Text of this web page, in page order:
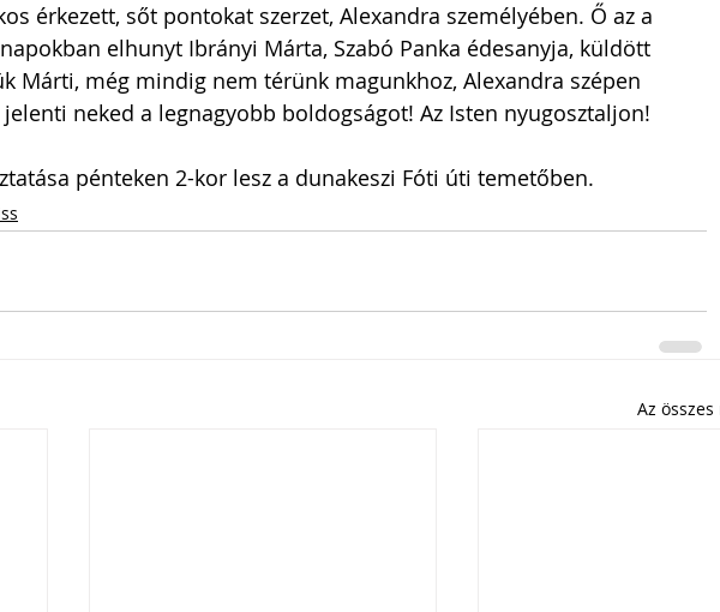
érkezett, sőt pontokat szerzet, Alexandra személyében. Ő az a
elhunyt Ibrányi Márta, Szabó Panka édesanyja, küldött
Márti, még mindig nem térünk magunkhoz, Alexandra szépen
neked a legnagyobb boldogságot! Az Isten nyugosztaljon!
pénteken 2-kor lesz a dunakeszi Fóti úti temetőben.
Az